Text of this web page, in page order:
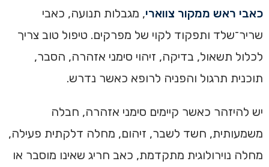
כאבי ראש ממקור צווארי, מגבלות תנועה, כאבי
שריר־שלד ותפקוד לקוי של מפרקים. טיפול טוב צריך
לכלול תשאול, בדיקה, זיהוי סימני אזהרה, הסבר,
תוכנית תרגול והפניה לרופא כאשר נדרש.
יש להיזהר כאשר קיימים סימני אזהרה, חבלה
משמעותית, חשד לשבר, זיהום, מחלה דלקתית פעילה,
מחלה נוירולוגית מתקדמת, כאב חריג שאינו מוסבר או